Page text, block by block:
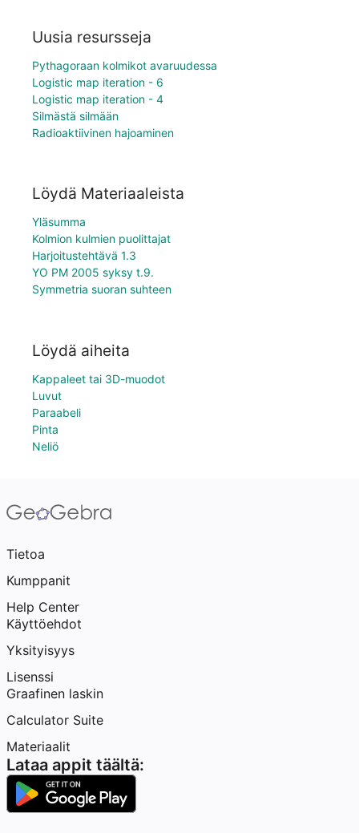
Uusia resursseja
Pythagoraan kolmikot avaruudessa
Logistic map iteration - 6
Logistic map iteration - 4
Silmästä silmään
Radioaktiivinen hajoaminen
Löydä Materiaaleista
Yläsumma
Kolmion kulmien puolittajat
Harjoitustehtävä 1.3
YO PM 2005 syksy t.9.
Symmetria suoran suhteen
Löydä aiheita
Kappaleet tai 3D-muodot
Luvut
Paraabeli
Pinta
Neliö
Tietoa
Kumppanit
Help Center
Käyttöehdot
Yksityisyys
Lisenssi
Graafinen laskin
Calculator Suite
Materiaalit
Lataa appit täältä: